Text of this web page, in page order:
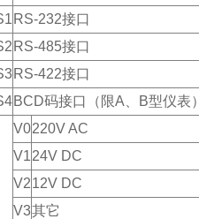
RS-232接口
RS-485接口
RS-422接口
BCD码接口（限A、B型仪表）
V0220V AC
V124V DC
V212V DC
V3其它